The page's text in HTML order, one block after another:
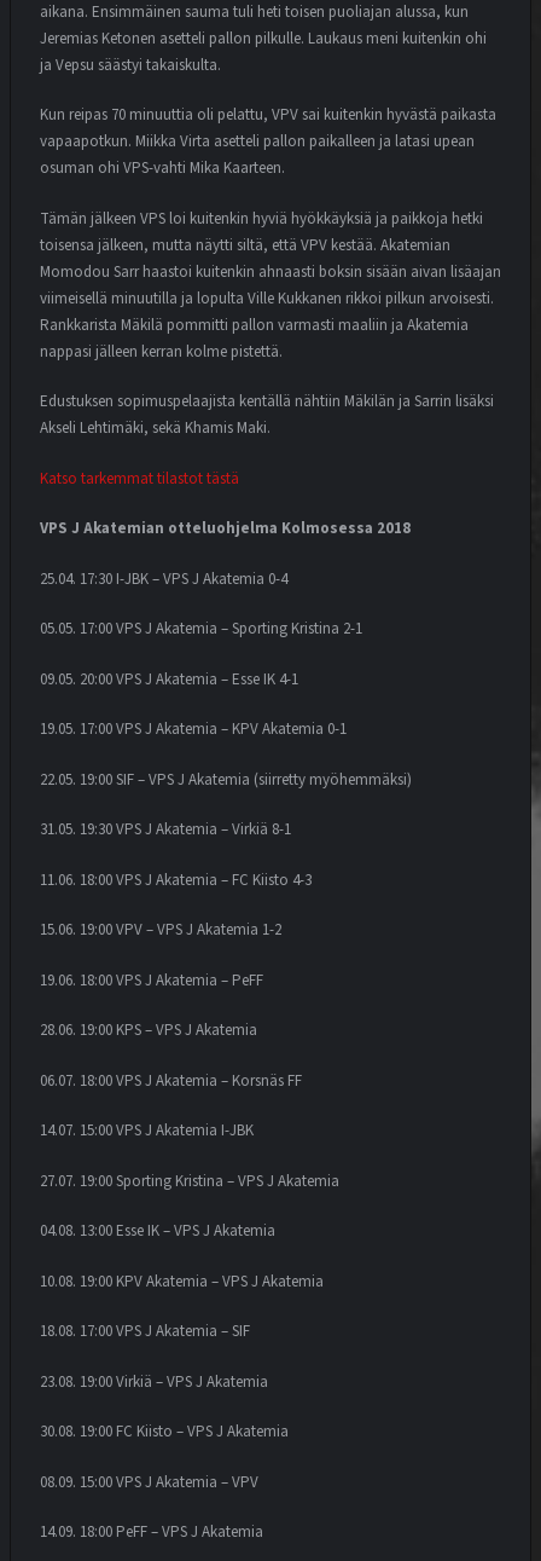
aikana. Ensimmäinen sauma tuli heti toisen puoliajan alussa, kun
Jeremias Ketonen asetteli pallon pilkulle. Laukaus meni kuitenkin ohi
ja Vepsu säästyi takaiskulta.
Kun reipas 70 minuuttia oli pelattu, VPV sai kuitenkin hyvästä paikasta
vapaapotkun. Miikka Virta asetteli pallon paikalleen ja latasi upean
osuman ohi VPS-vahti Mika Kaarteen.
Tämän jälkeen VPS loi kuitenkin hyviä hyökkäyksiä ja paikkoja hetki
toisensa jälkeen, mutta näytti siltä, että VPV kestää. Akatemian
Momodou Sarr haastoi kuitenkin ahnaasti boksin sisään aivan lisäajan
viimeisellä minuutilla ja lopulta Ville Kukkanen rikkoi pilkun arvoisesti.
Rankkarista Mäkilä pommitti pallon varmasti maaliin ja Akatemia
nappasi jälleen kerran kolme pistettä.
Edustuksen sopimuspelaajista kentällä nähtiin Mäkilän ja Sarrin lisäksi
Akseli Lehtimäki, sekä Khamis Maki.
Katso tarkemmat tilastot tästä
VPS J Akatemian otteluohjelma Kolmosessa 2018
25.04. 17:30 I-JBK – VPS J Akatemia 0-4
​05.05. 17:00 VPS J Akatemia – Sporting Kristina 2-1
09.05. 20:00 VPS J Akatemia – Esse IK 4-1
19.05. 17:00 VPS J Akatemia – KPV Akatemia 0-1
22.05. 19:00 SIF – VPS J Akatemia (siirretty myöhemmäksi)
31.05. 19:30 VPS J Akatemia – Virkiä 8-1
11.06. 18:00 VPS J Akatemia – FC Kiisto 4-3
15.06. 19:00 VPV – VPS J Akatemia 1-2
19.06. 18:00 VPS J Akatemia – PeFF
28.06. 19:00 KPS – VPS J Akatemia
06.07. 18:00 VPS J Akatemia – Korsnäs FF
14.07. 15:00 VPS J Akatemia I-JBK
27.07. 19:00 Sporting Kristina – VPS J Akatemia
04.08. 13:00 Esse IK – VPS J Akatemia
10.08. 19:00 KPV Akatemia – VPS J Akatemia
18.08. 17:00 VPS J Akatemia – SIF
23.08. 19:00 Virkiä – VPS J Akatemia
30.08. 19:00 FC Kiisto – VPS J Akatemia
08.09. 15:00 VPS J Akatemia – VPV
14.09. 18:00 PeFF – VPS J Akatemia